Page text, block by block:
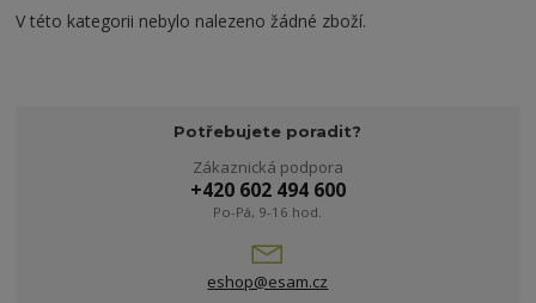
V této kategorii nebylo nalezeno žádné zboží.
Potřebujete poradit?
Zákaznická podpora
+420 602 494 600
Po-Pá, 9-16 hod.
eshop@esam.cz